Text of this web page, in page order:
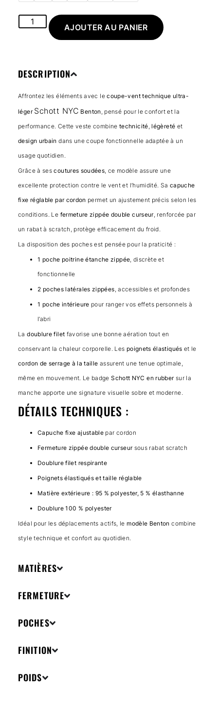
AJOUTER AU PANIER
DESCRIPTION
Affrontez les éléments avec lecoupe-vent technique ultra-
léger Schott NYC Benton, pensé pour le confort et la
performance. Cette veste combinetechnicité, légèreté et
design urbain dans une coupe fonctionnelle adaptée à un
usage quotidien.
Grâce à sescoutures soudées, ce modèle assure une
excellente protection contre le vent et l’humidité. Sa capuche
fixe réglable par cordon permet un ajustement précis selon les
conditions. Le fermeture zippée double curseur, renforcée par
un rabat à scratch, protège efficacement du froid.
La disposition des poches est pensée pour la praticité :
1 poche poitrine étanche zippée, discrète et
fonctionnelle
2 poches latérales zippées, accessibles et profondes
1 poche intérieure pour ranger vos effets personnels à
l’abri
Ladoublure filet favorise une bonne aération tout en
conservant la chaleur corporelle. Les poignets élastiqués et le
cordon de serrage à la taille assurent une tenue optimale,
même en mouvement. Le badgeSchott NYC en rubbersur la
manche apporte une signature visuelle sobre et moderne.
DÉTAILS TECHNIQUES :
Capuche fixe ajustable par cordon
Fermeture zippée double curseursous rabat scratch
Doublure filet respirante
Poignets élastiqués et taille réglable
Matière extérieure : 95 % polyester, 5 % élasthanne
Doublure 100 % polyester
Idéal pour les déplacements actifs, le modèle Benton combine
style technique et confort au quotidien.
MATIÈRES
FERMETURE
POCHES
FINITION
POIDS